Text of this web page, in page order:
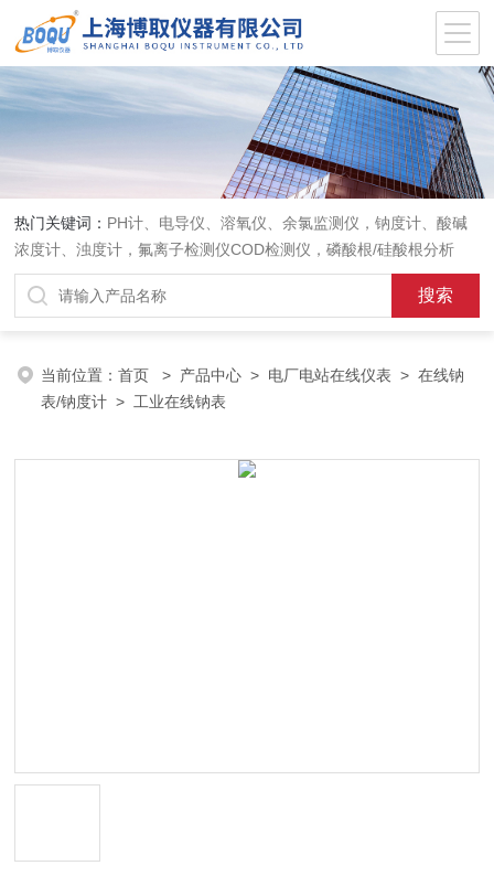
热门关键词： PH计、电导仪、溶氧仪、余氯监测仪，钠度计、酸碱
浓度计、浊度计，氟离子检测仪COD检测仪，磷酸根/硅酸根分析
仪，PH电极、溶氧电极、电导电极
当前位置：首页 > 产品中心 > 电厂电站在线仪表 >在线钠
表/钠度计 > 工业在线钠表